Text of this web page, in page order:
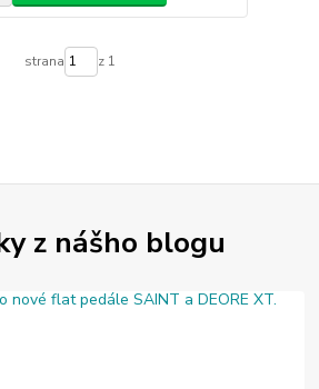
strana z 1
z nášho blogu